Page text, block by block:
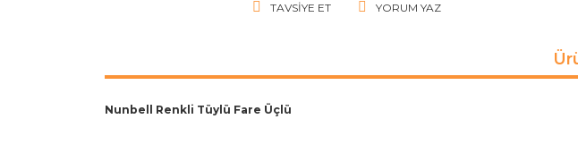
TAVSIYE ET YORUM YAZ
Nunbell Renkli Tüylü Fare Üçlü